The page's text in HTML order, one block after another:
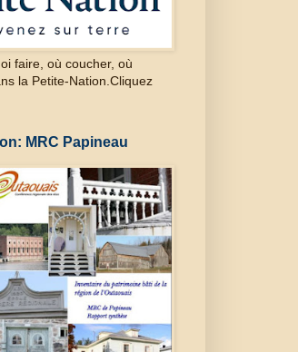
faire, où coucher, où
la Petite-Nation.Cliquez
MRC Papineau